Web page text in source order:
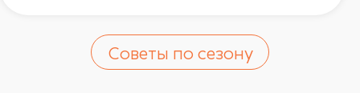
Советы по сезону